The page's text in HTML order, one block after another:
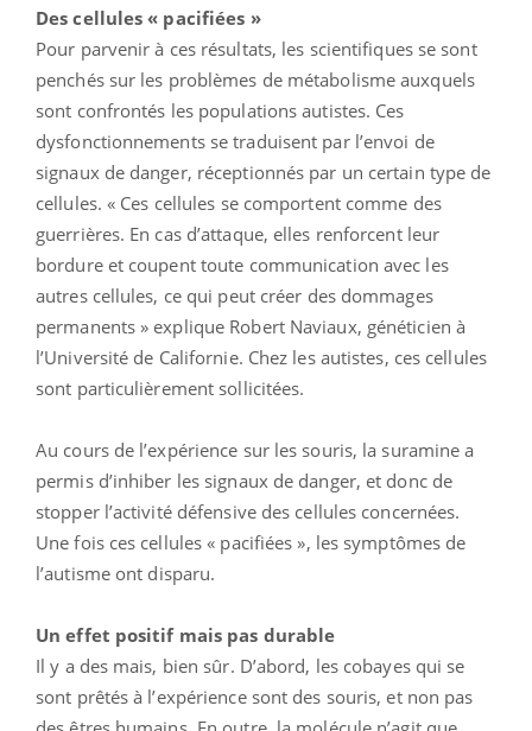
Des cellules « pacifiées »
Pour parvenir à ces résultats, les scientifiques se sont
penchés sur les problèmes de métabolisme auxquels
sont confrontés les populations autistes. Ces
dysfonctionnements se traduisent par l’envoi de
signaux de danger, réceptionnés par un certain type de
cellules. « Ces cellules se comportent comme des
guerrières. En cas d’attaque, elles renforcent leur
bordure et coupent toute communication avec les
autres cellules, ce qui peut créer des dommages
permanents » explique Robert Naviaux, généticien à
l’Université de Californie. Chez les autistes, ces cellules
sont particulièrement sollicitées.
Au cours de l’expérience sur les souris, la suramine a
permis d’inhiber les signaux de danger, et donc de
stopper l’activité défensive des cellules concernées.
Une fois ces cellules « pacifiées », les symptômes de
l’autisme ont disparu.
Un effet positif mais pas durable
Il y a des mais, bien sûr. D’abord, les cobayes qui se
sont prêtés à l’expérience sont des souris, et non pas